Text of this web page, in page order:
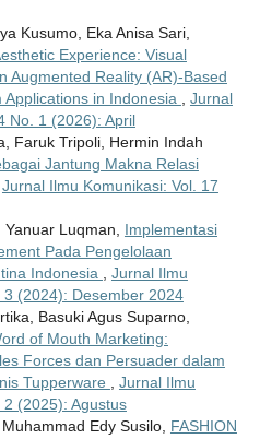
Kusumo, Eka Anisa Sari,
Experience: Visual
Augmented Reality (AR)-Based
in Indonesia
Jurnal
No. 1 (2026): April
Faruk Tripoli, Hermin Indah
Jantung Makna Relasi
Jurnal Ilmu Komunikasi: Vol. 17
Luqman, Implementasi
Pada Pengelolaan
Indonesia
Jurnal Ilmu
3 (2024): Desember 2024
Basuki Agus Suparno,
of Mouth Marketing:
Forces dan Persuader dalam
Tupperware
Jurnal Ilmu
(2025): Agustus
Edy Susilo, FASHION